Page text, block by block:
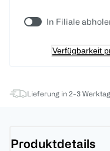
In Filiale
Verfügbarkeit
Lieferung in 2-3
Produktdetails